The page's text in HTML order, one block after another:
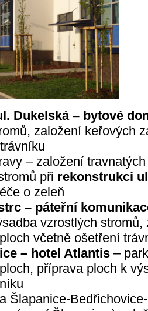
Dukelská – bytové
založení keřových
– založení
při rekonstrukci
o zeleň
– páteřní
vzrostlých
včetně ošetření
– hotel Atlantis–
příprava ploch k
Šlapanice-